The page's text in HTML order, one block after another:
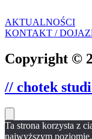
AKTUALNOŚCI
KONTAKT /
Copyright ©
// chotek
Ta strona korzysta z
najwyższym